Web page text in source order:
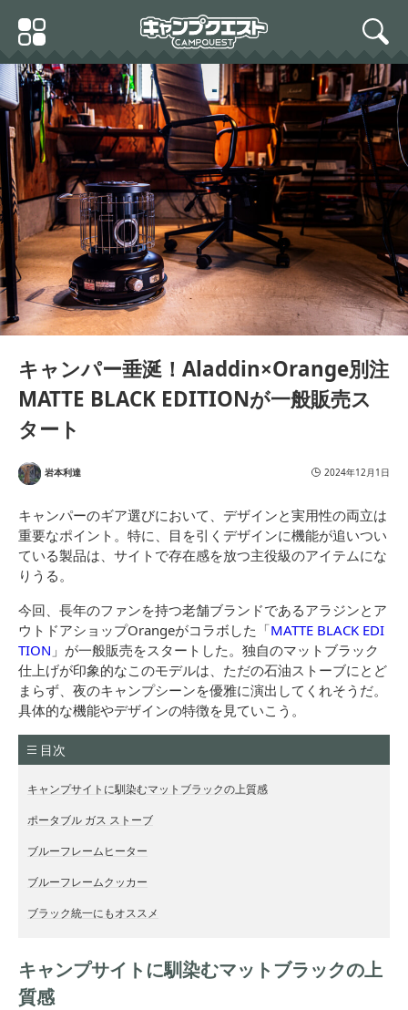
Primary
Menu
search
キャンパー垂涎！Aladdin×Orange別注
MATTE BLACK EDITIONが一般販売ス
タート
岩本利達 2024年12月1日
キャンパーのギア選びにおいて、デザインと実用性の両立は
重要なポイント。特に、目を引くデザインに機能が追いつい
ている製品は、サイトで存在感を放つ主役級のアイテムにな
りうる。
今回、長年のファンを持つ老舗ブランドであるアラジンとア
ウトドアショップOrangeがコラボした「MATTE BLACK EDI
TION 」が一般販売をスタートした。独自のマットブラック
仕上げが印象的なこのモデルは、ただの石油ストーブにとど
まらず、夜のキャンプシーンを優雅に演出してくれそうだ。
具体的な機能やデザインの特徴を見ていこう。
目次
キャンプサイトに馴染むマットブラックの上質感
ポータブル ガス ストーブ
ブルーフレームヒーター
ブルーフレームクッカー
ブラック統一にもオススメ
キャンプサイトに馴染むマットブラックの上
質感